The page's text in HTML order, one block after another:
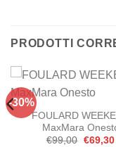
PRODOTTI
-30%
FOULARD
MaxMara
€99,00 Il
€69,30Il